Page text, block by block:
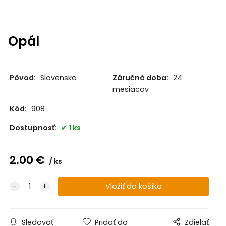
Opál
Pôvod: Slovensko Záručná doba: 24
mesiacov
Kód: 908
Dostupnosť:
1 ks
2.00 € ks
Sledovať Pridať do Zdielať